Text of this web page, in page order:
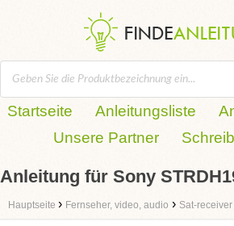
Startseite Anleitungsliste
Unsere Partner
Anleitung für Sony
Hauptseite › Fernseher, video, audio › Sat-receiver